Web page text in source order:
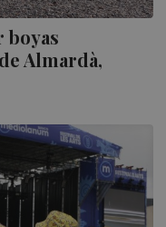
boyas
Almardà,